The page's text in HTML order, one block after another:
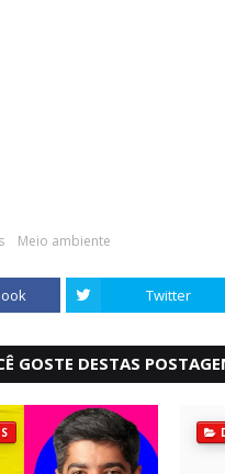
Meio ambiente
Twitter
GOSTE DESTAS